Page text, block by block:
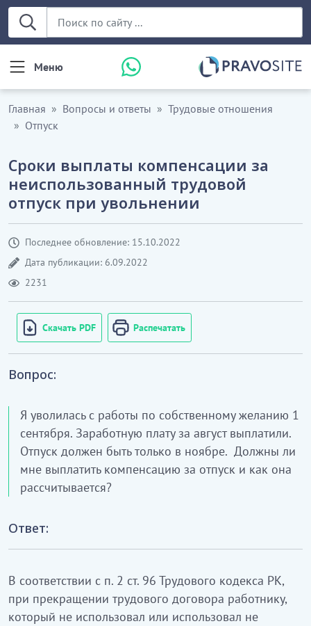
Меню
Главная Вопросы и ответы
Трудовые отношения
Отпуск
Сроки выплаты компенсации за
неиспользованный трудовой
отпуск при увольнении
Последнее обновление: 15.10.2022
Дата публикации: 6.09.2022
2231
Скачать PDF Распечатать
Вопрос:
Я уволилась с работы по собственному желанию 1
сентября. Заработную плату за август выплатили.
Отпуск должен быть только в ноябре. Должны ли
мне выплатить компенсацию за отпуск и как она
рассчитывается?
Ответ:
В соответствии с п. 2 ст. 96 Трудового кодекса РК,
при прекращении трудового договора работнику,
который не использовал или использовал не